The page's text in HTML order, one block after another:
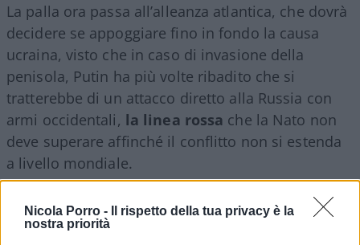
Nicola Porro -
Il rispetto della tua privacy è la
nostra priorità
La palla ora passa all’alleanza atlantica, che dovrà
decidere se appoggiare fino in fondo la causa
ucraina, visto che in caso di invasione della
penisola, Putin ha più volte ribadito che si
tratterebbe di un attacco diretto alla Russia con
armi occidentali, la linea rossa che la Nato non
deve superare affinché il conflitto non si estenda
a livello mondiale.
Ad annunciare il nuovo obiettivo, comunque, è